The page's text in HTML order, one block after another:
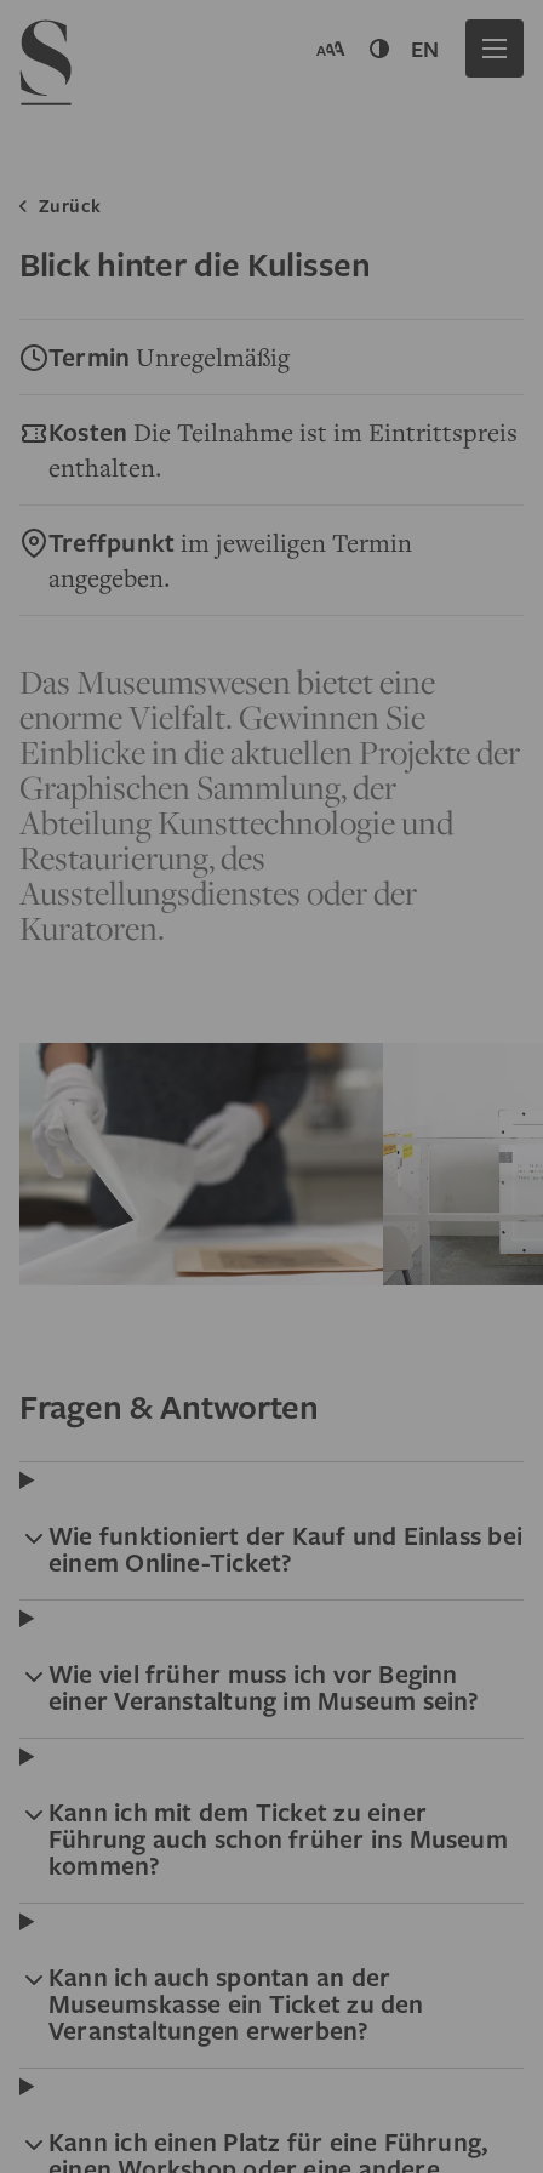
Navigation menu
EN
Zurück
Blick hinter die Kulissen
Termin Unregelmäßig
Kosten Die Teilnahme ist im Eintrittspreis
enthalten.
Treffpunkt im jeweiligen Termin
angegeben.
Das Museumswesen bietet eine
enorme Vielfalt. Gewinnen Sie
Einblicke in die aktuellen Projekte der
Graphischen Sammlung, der
Abteilung Kunsttechnologie und
Restaurierung, des
Ausstellungsdienstes oder der
Kuratoren.
Fragen & Antworten
Wie funktioniert der Kauf und Einlass bei
einem Online-Ticket?
Wie viel früher muss ich vor Beginn
einer Veranstaltung im Museum sein?
Kann ich mit dem Ticket zu einer
Führung auch schon früher ins Museum
kommen?
Kann ich auch spontan an der
Museumskasse ein Ticket zu den
Veranstaltungen erwerben?
Kann ich einen Platz für eine Führung,